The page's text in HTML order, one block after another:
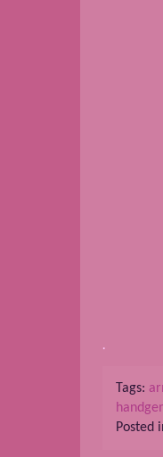
.
Tags:
Posted